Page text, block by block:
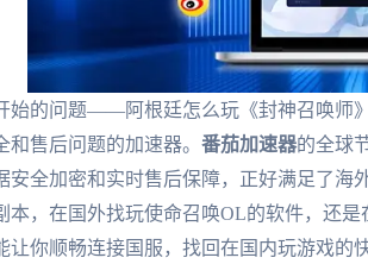
始的问题——阿根廷怎么玩《封神召唤师
和售后问题的加速器。 番茄加速器的全球
安全加密和实时售后保障，正好满足了海
本，在国外找玩使命召唤OL的软件，还
让你顺畅连接国服，找回在国内玩游戏的